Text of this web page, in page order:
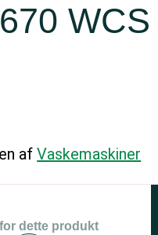
WCS
afVaskemaskiner
dette produkt